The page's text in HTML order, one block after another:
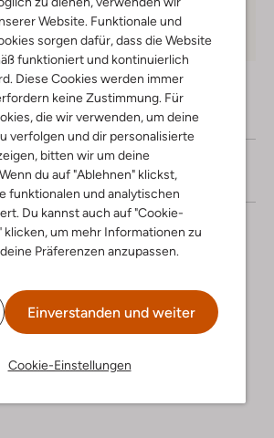
Website. Funktionale und
sorgen dafür, dass die Website
funktioniert und kontinuierlich
Diese Cookies werden immer
keine Zustimmung. Für
die wir verwenden, um deine
verfolgen und dir personalisierte
bitten wir um deine
du auf "Ablehnen" klickst,
funktionalen und analytischen
Du kannst auch auf "Cookie-
klicken, um mehr Informationen zu
Präferenzen anzupassen.
Einverstanden und weiter
Cookie-Einstellungen
30 TagenRückgaberecht
Ayana Wildleder